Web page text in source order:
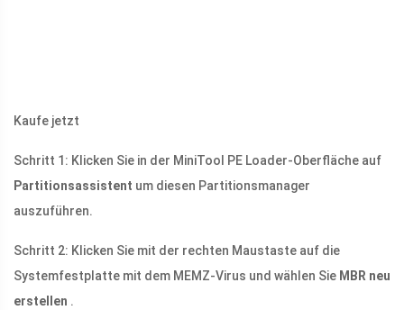
Kaufe jetzt
Schritt 1: Klicken Sie in der MiniTool PE Loader-Oberfläche auf
Partitionsassistent um diesen Partitionsmanager
auszuführen.
Schritt 2: Klicken Sie mit der rechten Maustaste auf die
Systemfestplatte mit dem MEMZ-Virus und wählen Sie MBR neu
erstellen .